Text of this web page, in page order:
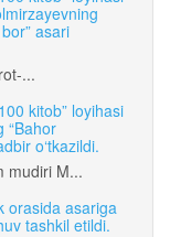
asari
...
kitob” loyihasi
“Bahor
o‘tkazildi.
mudiri M...
orasida asariga
tashkil etildi.